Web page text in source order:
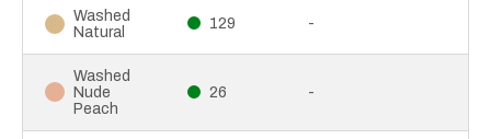
Washed
Natural
129 -
Washed
Nude
Peach
26 -